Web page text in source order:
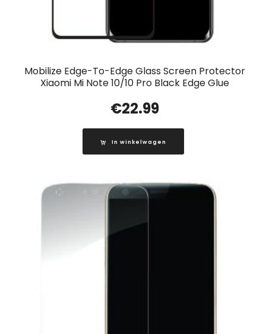
Mobilize Edge-To-Edge Glass Screen Protector
Xiaomi Mi Note 10/10 Pro Black Edge Glue
€22.99
In winkelwagen